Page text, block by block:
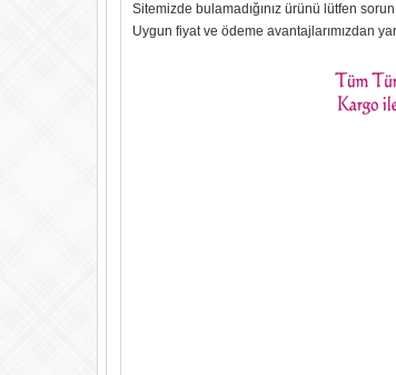
Sitemizde bulamadığınız ürünü lütfen
Uygun fiyat ve ödeme avantajlarımızdan